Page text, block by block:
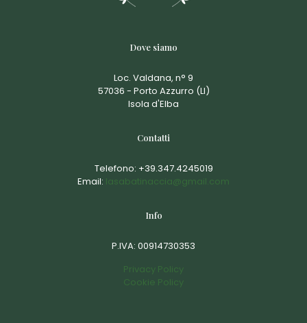
Dove siamo
Loc. Valdana, n° 9
57036 - Porto Azzurro (LI)
Isola d'Elba
Contatti
Telefono: +39.347.4245019
Email: lasabatinaccia@gmail.com
Info
P.IVA: 00914730353
Privacy Policy
Cookie Policy